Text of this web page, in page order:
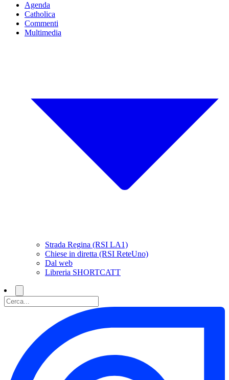
Agenda
Catholica
Commenti
Multimedia
Strada Regina (RSI LA1)
Chiese in diretta (RSI ReteUno)
Dal web
Libreria SHORTCATT